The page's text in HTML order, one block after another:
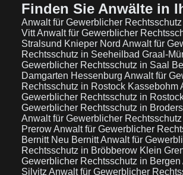
Finden Sie Anwälte in
Anwalt für Gewerblicher
VittAnwalt für Gewerblicher
Stralsund Knieper Nord Anwalt für
Rechtsschutz in Seeheilbad Graal-
Gewerblicher Rechtsschutz in Saal
Damgarten Hessenburg Anwalt für
Rechtsschutz in Rostock Kassebohm
Gewerblicher Rechtsschutz in
Gewerblicher Rechtsschutz in
Anwalt für Gewerblicher
PrerowAnwalt für Gewerblicher
Bernitt Neu BernittAnwalt für
Rechtsschutz in Bröbberow Klein
Gewerblicher Rechtsschutz in Bergen
Silvitz Anwalt für Gewerblicher